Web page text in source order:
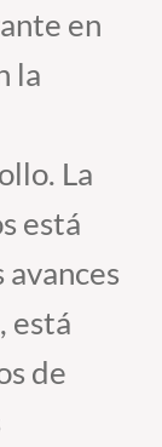
en
la
La
está
está
de